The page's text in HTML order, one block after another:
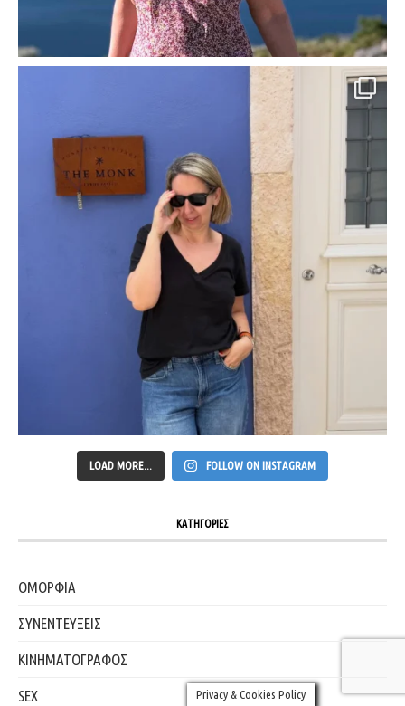
LOAD MORE... FOLLOW ON INSTAGRAM
ΚΑΤΗΓΟΡΙΕΣ
ΟΜΟΡΦΙΑ
ΣΥΝΕΝΤΕΥΞΕΙΣ
ΚΙΝΗΜΑΤΟΓΡΑΦΟΣ
SEX Privacy & Cookies Policy